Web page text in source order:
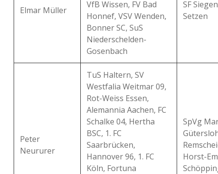
Elmar Müller
VfB Wissen, FV Bad
Honnef, VSV Wenden,
Bonner SC, SuS
Niederschelden-
Gosenbach
SF
Setzen
Peter
Neururer
TuS Haltern, SV
Westfalia Weitmar 09,
Rot-Weiss Essen,
Alemannia Aachen, FC
Schalke 04, Hertha
BSC, 1. FC
Saarbrücken,
Hannover 96, 1. FC
Köln, Fortuna
SpVg
Horst-